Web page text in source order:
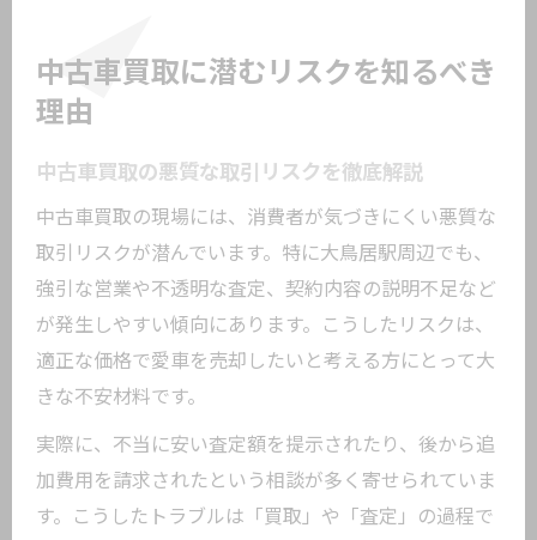
中古車買取に潜むリスクを知るべき
理由
中古車買取の悪質な取引リスクを徹底解説
中古車買取の現場には、消費者が気づきにくい悪質な
取引リスクが潜んでいます。特に大鳥居駅周辺でも、
強引な営業や不透明な査定、契約内容の説明不足など
が発生しやすい傾向にあります。こうしたリスクは、
適正な価格で愛車を売却したいと考える方にとって大
きな不安材料です。
実際に、不当に安い査定額を提示されたり、後から追
加費用を請求されたという相談が多く寄せられていま
す。こうしたトラブルは「買取」や「査定」の過程で